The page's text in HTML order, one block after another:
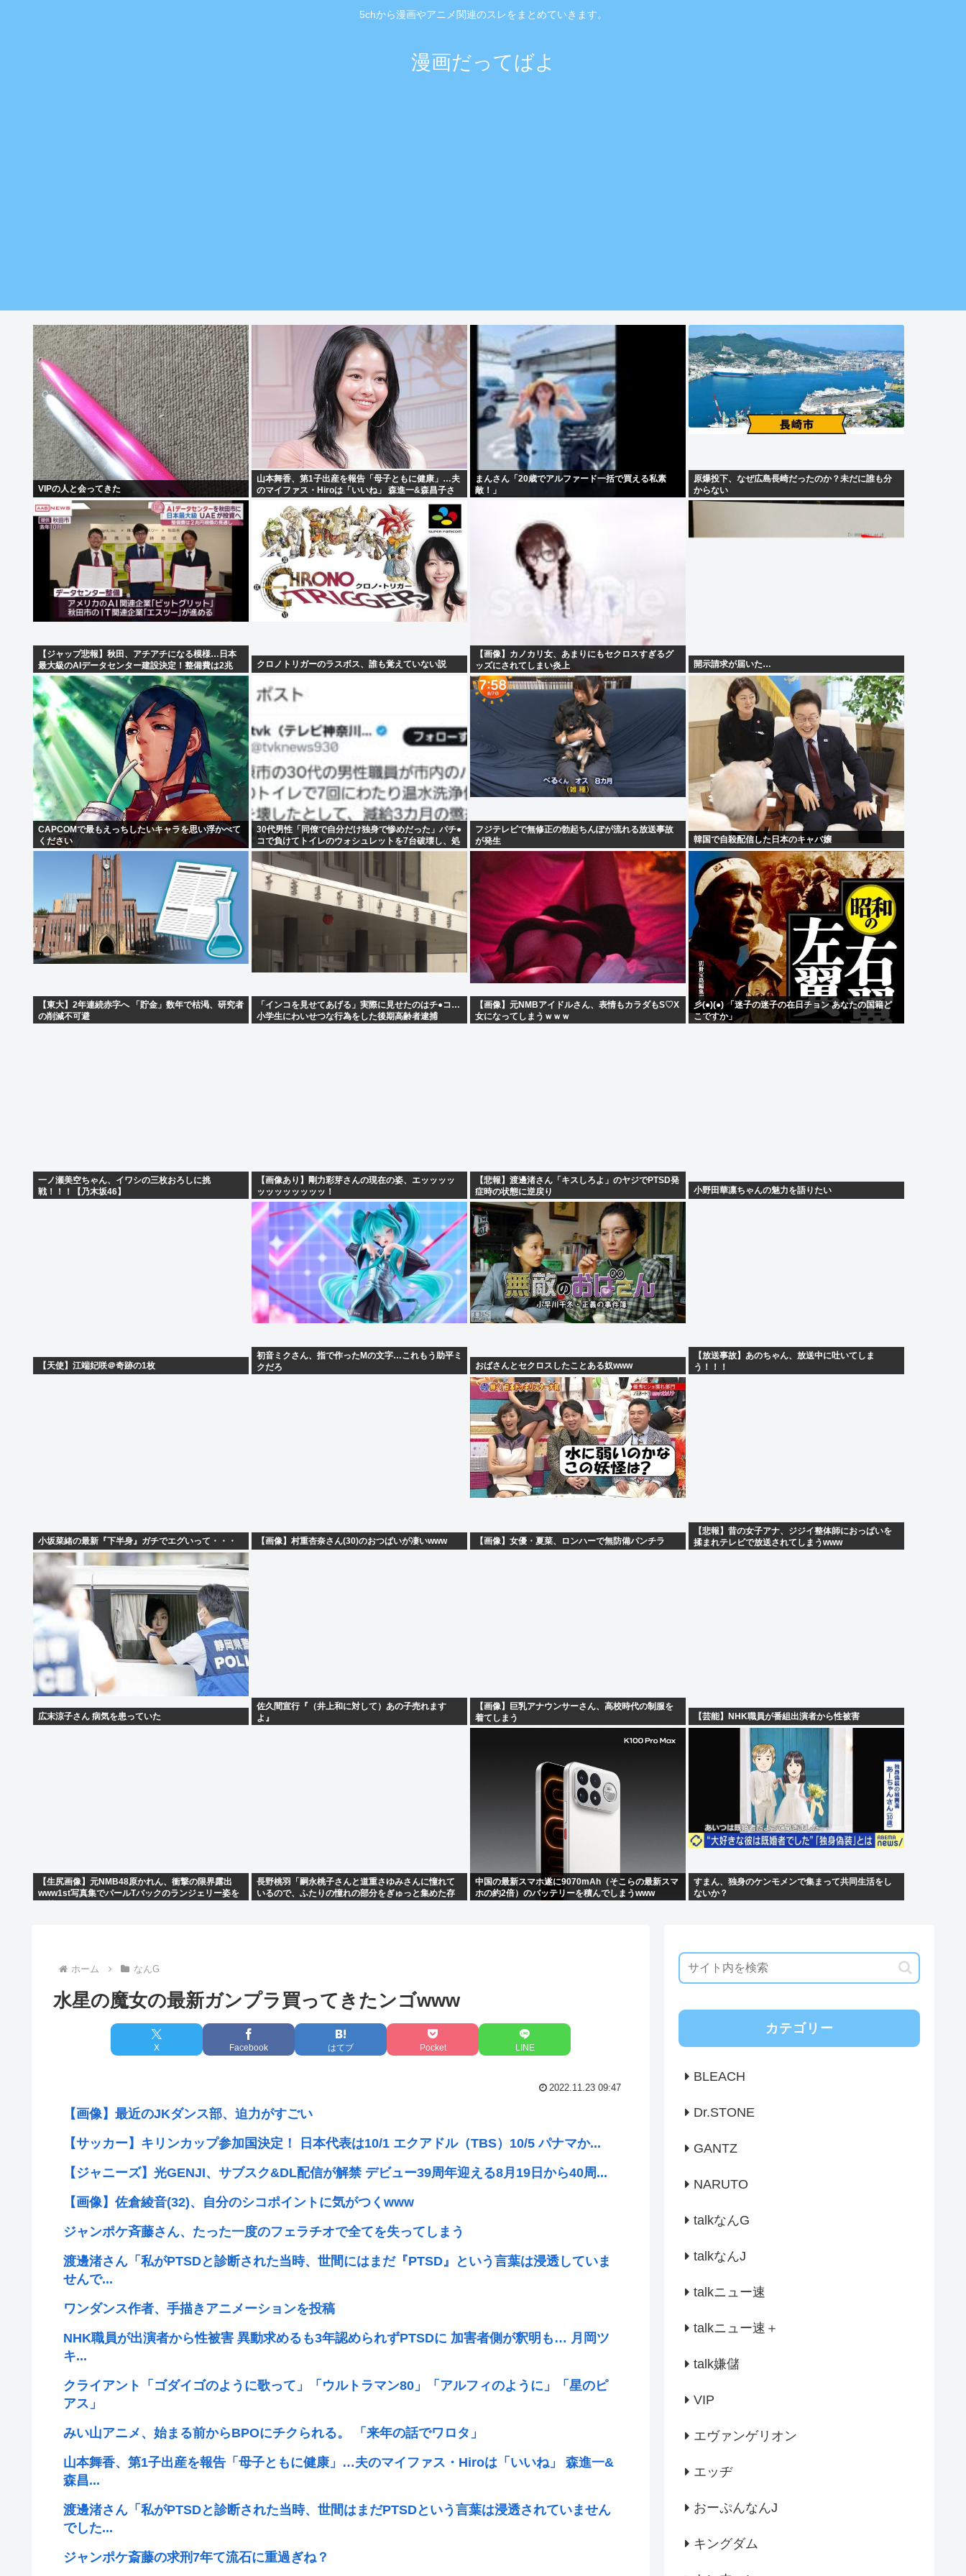
5chから漫画やアニメ関連のスレをまとめていきます。
漫画だってばよ
VIPの人と会ってきた
山本舞香、第1子出産を報告「母子ともに健康」…夫
のマイファス・Hiroは「いいね」 森進一&森昌子さ
まんさん「20歳でアルファード一括で買える私素
敵！」
原爆投下、なぜ広島長崎だったのか？未だに誰も分
からない
【ジャップ悲報】秋田、アチアチになる模様…日本
最大級のAIデータセンター建設決定！整備費は2兆
円！
クロノトリガーのラスボス、誰も覚えていない説
【画像】カノカリ女、あまりにもセクロスすぎるグ
ッズにされてしまい炎上
wxwxwxwxwxwxwxwxxxwx
開示請求が届いた…
CAPCOMで最もえっちしたいキャラを思い浮かべて
ください
30代男性「同僚で自分だけ独身で惨めだった」パチ●
コで負けてトイレのウォシュレットを7台破壊し、処
分
フジテレビで無修正の勃起ちんぽが流れる放送事故
が発生
韓国で自殺配信した日本のキャバ嬢
【東大】2年連続赤字へ 「貯金」数年で枯渇、研究者
の削減不可避
「インコを見せてあげる」実際に見せたのはチ●コ…
小学生にわいせつな行為をした後期高齢者逮捕
【画像】元NMBアイドルさん、表情もカラダもS♡X
女になってしまうｗｗｗ
彡(●)(●) 「迷子の迷子の在日チョン あなたの国籍ど
こですか」
一ノ瀬美空ちゃん、イワシの三枚おろしに挑
戦！！！【乃木坂46】
【画像あり】剛力彩芽さんの現在の姿、エッッッッ
ッッッッッッッッ！
【悲報】渡邊渚さん「キスしろよ」のヤジでPTSD発
症時の状態に逆戻り
小野田華凛ちゃんの魅力を語りたい
【天使】江端妃咲＠奇跡の1枚
初音ミクさん、指で作ったMの文字…これもう助平ミ
クだろ
おばさんとセクロスしたことある奴www
【放送事故】あのちゃん、放送中に吐いてしま
う！！！
小坂菜緒の最新『下半身』ガチでエグいって・・・ 【画像】村重杏奈さん(30)のおつぱいが凄いwww 【画像】女優・夏菜、ロンハーで無防備パンチラ
【悲報】昔の女子アナ、ジジイ整体師におっぱいを
揉まれテレビで放送されてしまうwww
広末涼子さん 病気を患っていた
佐久間宣行『（井上和に対して）あの子売れます
よ』
【画像】巨乳アナウンサーさん、高校時代の制服を
着てしまう
【芸能】NHK職員が番組出演者から性被害
【生尻画像】元NMB48原かれん、衝撃の限界露出
www1st写真集でパールTバックのランジェリー姿を
長野桃羽「嗣永桃子さんと道重さゆみさんに憧れて
いるので、ふたりの憧れの部分をぎゅっと集めた存
中国の最新スマホ遂に9070mAh（そこらの最新スマ
ホの約2倍）のバッテリーを積んでしまうwww
すまん、独身のケンモメンで集まって共同生活をし
ないか？
ホーム なんG
水星の魔女の最新ガンプラ買ってきたンゴwww
X Facebook はてブ Pocket LINE
2022.11.23 09:47
【画像】最近のJKダンス部、迫力がすごい
【サッカー】キリンカップ参加国決定！ 日本代表は10/1 エクアドル（TBS）10/5 パナマか...
【ジャニーズ】光GENJI、サブスク&DL配信が解禁 デビュー39周年迎える8月19日から40周...
【画像】佐倉綾音(32)、自分のシコポイントに気がつくwww
ジャンポケ斉藤さん、たった一度のフェラチオで全てを失ってしまう
渡邊渚さん「私がPTSDと診断された当時、世間にはまだ『PTSD』という言葉は浸透していま
せんで...
ワンダンス作者、手描きアニメーションを投稿
NHK職員が出演者から性被害 異動求めるも3年認められずPTSDに 加害者側が釈明も… 月岡ツ
キ...
クライアント「ゴダイゴのように歌って」「ウルトラマン80」「アルフィのように」「星のピ
アス」
みい山アニメ、始まる前からBPOにチクられる。 「来年の話でワロタ」
山本舞香、第1子出産を報告「母子ともに健康」…夫のマイファス・Hiroは「いいね」 森進一&
森昌...
渡邊渚さん「私がPTSDと診断された当時、世間はまだPTSDという言葉は浸透されていません
でした...
ジャンポケ斎藤の求刑7年て流石に重過ぎね？
カテゴリー
BLEACH
Dr.STONE
GANTZ
NARUTO
talkなんG
talkなんJ
talkニュー速
talkニュー速＋
talk嫌儲
VIP
エヴァンゲリオン
エッヂ
おーぷんなんJ
キングダム